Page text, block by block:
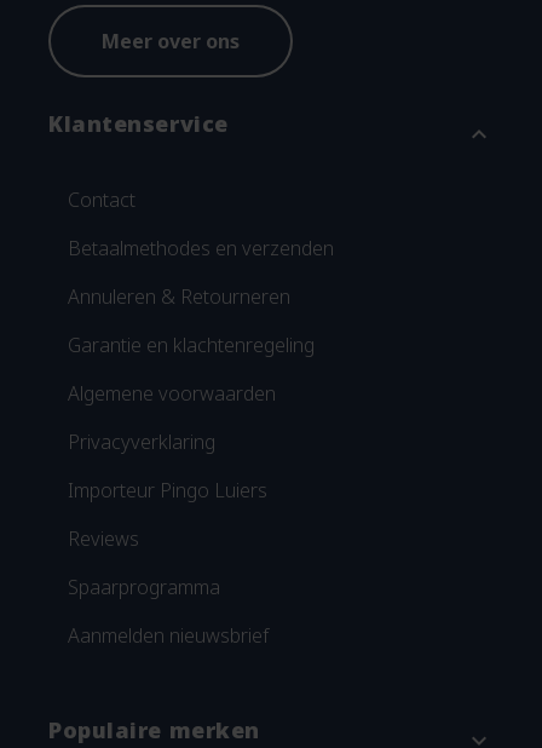
Meer over ons
Klantenservice expand_more
Contact
Betaalmethodes en verzenden
Annuleren & Retourneren
Garantie en klachtenregeling
Algemene voorwaarden
Privacyverklaring
Importeur Pingo Luiers
Reviews
Spaarprogramma
Aanmelden nieuwsbrief
Populaire merken expand_more